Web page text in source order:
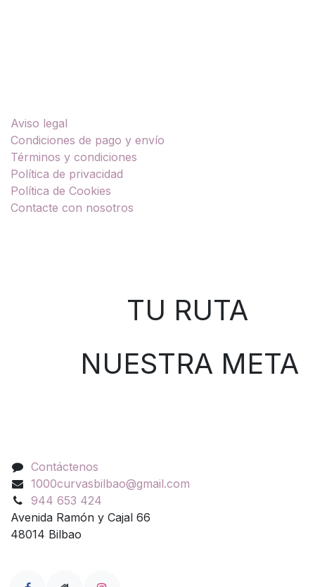
Aviso legal
Condiciones de pago y envío
Términos y condiciones
Política de privacidad
Política de Cookies
Contacte con nosotros
TU RUTA
NUESTRA META
Contáctenos
1000curvasbilbao@gmail.com
944 653 424
Avenida Ramón y Cajal 66
48014 Bilbao